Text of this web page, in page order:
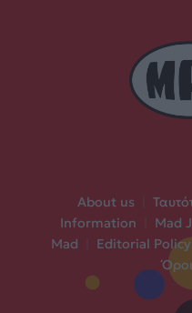
About us
Information
Mad
Mad
Editorial Policy